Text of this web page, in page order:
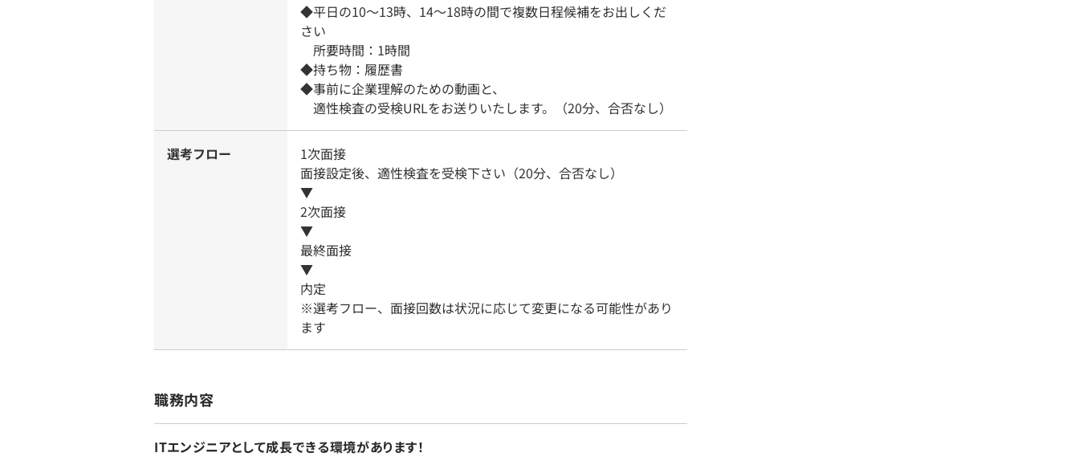
◆平日の10～13時、14～18時の間で複数日程候補をお出しくだ
さい
所要時間：1時間
◆持ち物：履歴書
◆事前に企業理解のための動画と、
適性検査の受検URLをお送りいたします。（20分、合否なし）
選考フロー
1次面接
面接設定後、適性検査を受検下さい（20分、合否なし）
▼
2次面接
▼
最終面接
▼
内定
※選考フロー、面接回数は状況に応じて変更になる可能性があり
ます
職務内容
ITエンジニアとして成長できる環境があります！